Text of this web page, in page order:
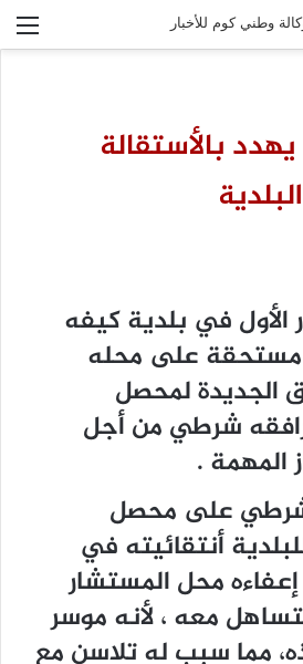
بالأستقالة
الأول في بلدية كيفه
على محله
الجديدة لمحصل
شرطي من أجل
المهمة .
على محصل
أنتقائيته في
محل المستشار
معه ، لأنه موسر
مما سبب له تلاسن مع